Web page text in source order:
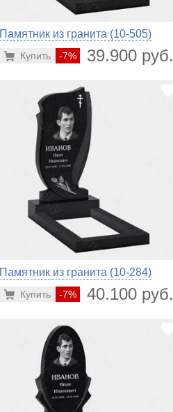
Памятник из гранита (10-505)
-7% 39.900 руб.
Купить
Памятник из гранита (10-284)
-7% 40.100 руб.
Купить